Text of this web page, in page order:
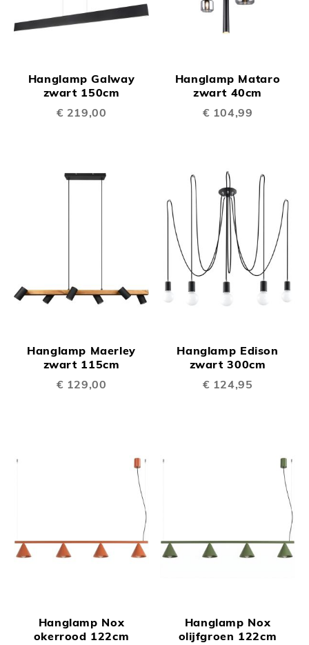
Hanglamp Galway
zwart 150cm
€ 219,00
Hanglamp Mataro
zwart 40cm
€ 104,99
Hanglamp Maerley
zwart 115cm
€ 129,00
Hanglamp Edison
zwart 300cm
€ 124,95
Hanglamp Nox
okerrood 122cm
Hanglamp Nox
olijfgroen 122cm